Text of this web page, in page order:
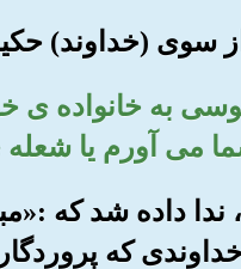
موسی به خانواده
می آورم یا
ندا داده شد که
که